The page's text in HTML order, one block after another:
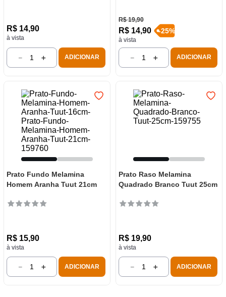
R$ 14,90
à vista
＋
－ ADICIONAR
R$ 19,90
R$ 14,90
à vista
-25%
＋
－ ADICIONAR
Prato Fundo Melamina
Homem Aranha Tuut 21cm
R$ 15,90
à vista
＋
－ ADICIONAR
Prato Raso Melamina
Quadrado Branco Tuut 25cm
R$ 19,90
à vista
＋
－ ADICIONAR